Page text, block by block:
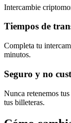
Intercambie
Tiempos de
Completa tu
minutos.
Seguro y no
Nunca retenemos
tus billeteras.